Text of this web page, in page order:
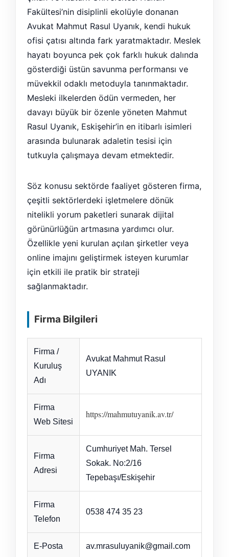
Fakültesi’nin disiplinli ekolüyle donanan
Avukat Mahmut Rasul Uyanık, kendi hukuk
ofisi çatısı altında fark yaratmaktadır. Meslek
hayatı boyunca pek çok farklı hukuk dalında
gösterdiği üstün savunma performansı ve
müvekkil odaklı metoduyla tanınmaktadır.
Mesleki ilkelerden ödün vermeden, her
davayı büyük bir özenle yöneten Mahmut
Rasul Uyanık, Eskişehir’in en itibarlı isimleri
arasında bulunarak adaletin tesisi için
tutkuyla çalışmaya devam etmektedir.
Söz konusu sektörde faaliyet gösteren firma,
çeşitli sektörlerdeki işletmelere dönük
nitelikli yorum paketleri sunarak dijital
görünürlüğün artmasına yardımcı olur.
Özellikle yeni kurulan açılan şirketler veya
online imajını geliştirmek isteyen kurumlar
için etkili ile pratik bir strateji
sağlanmaktadır.
Firma Bilgileri
Firma /
Kuruluş
Adı
Avukat Mahmut Rasul
UYANIK
Firma
Web Sitesi
https://mahmutuyanik.av.tr/
Firma
Adresi
Cumhuriyet Mah. Tersel
Sokak. No:2/16
Tepebaşı/Eskişehir
Firma
Telefon
0538 474 35 23
E-Posta av.mrasuluyanik@gmail.com